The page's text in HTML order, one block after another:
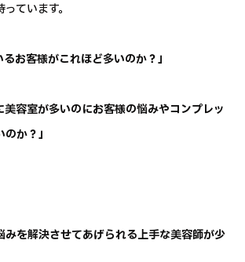
ています。
るお客様がこれほど多いのか？」
美容室が多いのにお客様の悩みやコンプレッ
か？」
みを解決させてあげられる上手な美容師が少